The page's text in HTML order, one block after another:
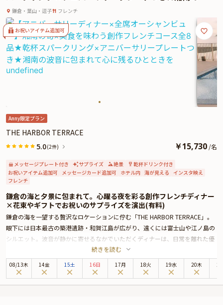
レートをご用意。記念日を共に祝うその一瞬に、さりげなく心を伝える演出を
添えます。専属ソムリエが厳選したワインも豊富に揃っており、特別な夜をさ
らに格調高く演出してくれることでしょう。
開放感あふれる空間、五感を満たすグリル料理、そして横浜の夜景に包まれな
がら、大切な人と過ごす特別なアニバーサリー。日常から解き放たれた至福の
時間が、ここにはあります。
音に包まれて心に残るひとときを
鎌倉・葉山・逗子 フレンチ
お祝いアイテム追加可
Anny限定プラン
THE HARBOR TERRACE
5.0(2件) ￥15,730 /名
メッセージプレート付き サプライズ 絶景
乾杯ドリンク付き
お祝いアイテム追加可 メッセージカード追加可 ホテル内 海が見える
インスタ映え
フレンチ
鎌倉の海と夕景に包まれて。心躍る夜を彩る創作フレンチディナー
×花束やギフトでお祝いのサプライズを演出(有料)
鎌倉の海を一望する贅沢なロケーションに佇む「THE HARBOR TERRACE」。
眼下には日本最古の築港遺跡・和賀江島が広がり、遠くには富士山や江ノ島の
シルエット。波音が静かに寄せるなかでいただくディナーは、日常を離れた優
全席オーシャンビューのテーブル席で楽しむのは、地元の食材をふんだんに使
用した全8品の創作フレンチコース。相模湾の新鮮な海の幸と、鎌倉の豊かな
続きを読む
08/13木 14金 15土 16日 17月 18火 19水 20木